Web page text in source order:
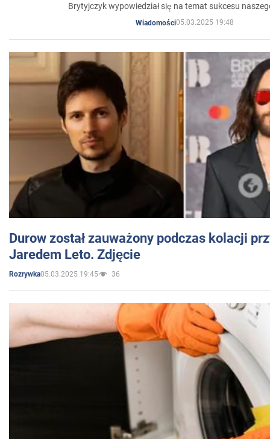
Brytyjczyk wypowiedział się na temat sukcesu
Wiadomości05.03.2025 19:48
Durow został zauważony podczas kolacji
Jaredem Leto. Zdjęcie
Rozrywka05.03.2025 19:45 36